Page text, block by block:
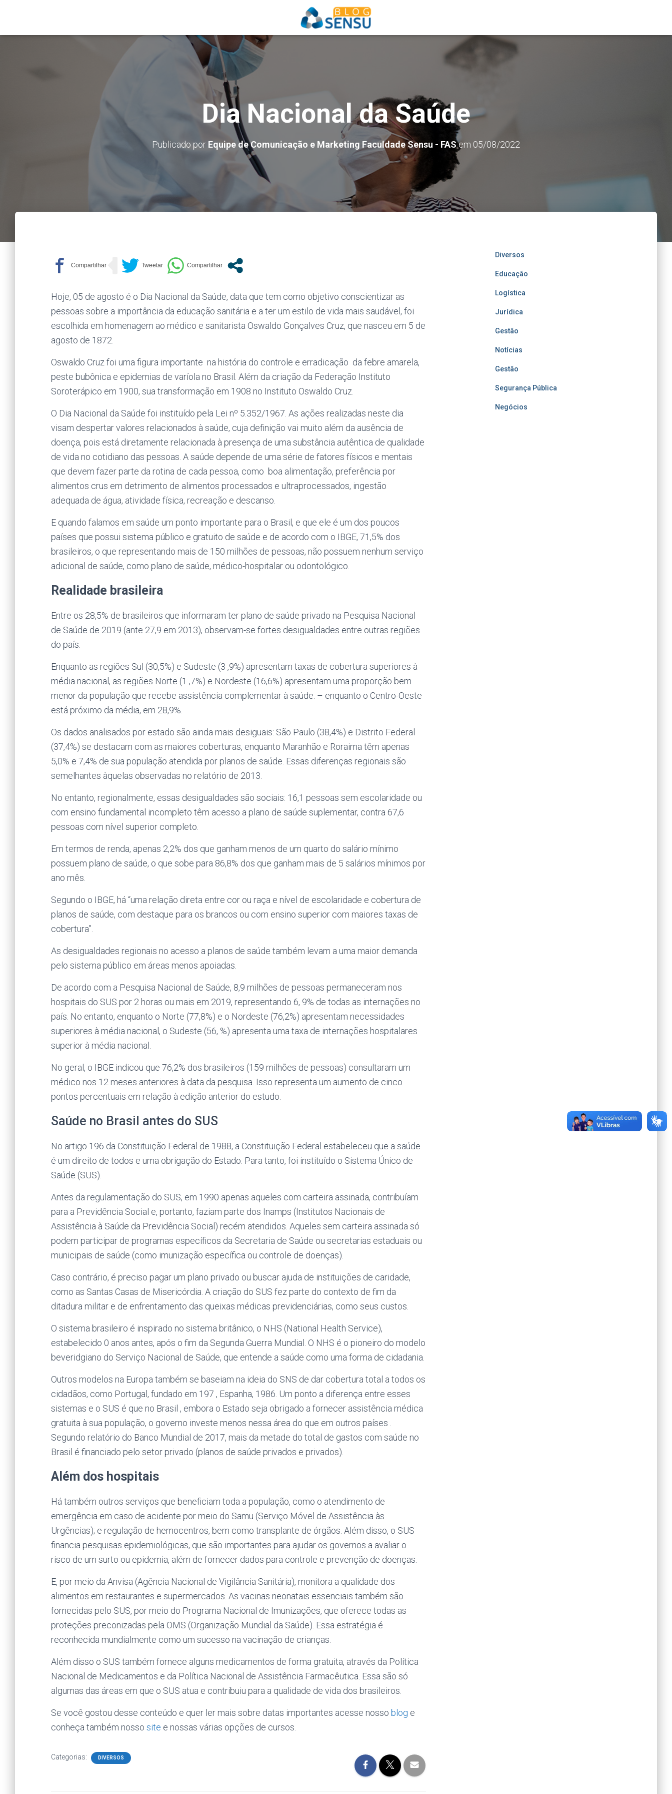
Dia Nacional da Saúde
Publicado por Equipe de Comunicação e Marketing Faculdade Sensu - FASem 05/08/2022
Hoje, 05 de agosto é o Dia Nacional da Saúde, data que tem como objetivo conscientizar as
pessoas sobre a importância da educação sanitária e a ter um estilo de vida mais saudável, foi
escolhida em homenagem ao médico e sanitarista Oswaldo Gonçalves Cruz, que nasceu em 5 de
agosto de 1872.
Oswaldo Cruz foi uma figura importante na história do controle e erradicação da febre amarela,
peste bubônica e epidemias de varíola no Brasil. Além da criação da Federação Instituto
Soroterápico em 1900, sua transformação em 1908 no Instituto Oswaldo Cruz.
O Dia Nacional da Saúde foi instituído pela Lei nº 5.352/1967. As ações realizadas neste dia
visam despertar valores relacionados à saúde, cuja definição vai muito além da ausência de
doença, pois está diretamente relacionada à presença de uma substância autêntica de qualidade
de vida no cotidiano das pessoas. A saúde depende de uma série de fatores físicos e mentais
que devem fazer parte da rotina de cada pessoa, como boa alimentação, preferência por
alimentos crus em detrimento de alimentos processados ​​e ultraprocessados, ingestão
adequada de água, atividade física, recreação e descanso.
E quando falamos em saúde um ponto importante para o Brasil, e que ele é um dos poucos
países que possui sistema público e gratuito de saúde e de acordo com o IBGE, 71,5% dos
brasileiros, o que representando mais de 150 milhões de pessoas, não possuem nenhum serviço
adicional de saúde, como plano de saúde, médico-hospitalar ou odontológico.
Realidade brasileira
Entre os 28,5% de brasileiros que informaram ter plano de saúde privado na Pesquisa Nacional
de Saúde de 2019 (ante 27,9 em 2013), observam-se fortes desigualdades entre outras regiões
do país.
Enquanto as regiões Sul (30,5%) e Sudeste (3 ,9%) apresentam taxas de cobertura superiores à
média nacional, as regiões Norte (1 ,7%) e Nordeste (16,6%) apresentam uma proporção bem
menor da população que recebe assistência complementar à saúde. – enquanto o Centro-Oeste
está próximo da média, em 28,9%.
Os dados analisados por estado são ainda mais desiguais: São Paulo (38,4%) e Distrito Federal
(37,4%) se destacam com as maiores coberturas, enquanto Maranhão e Roraima têm apenas
5,0% e 7,4% de sua população atendida por planos de saúde. Essas diferenças regionais são
semelhantes àquelas observadas no relatório de 2013.
No entanto, regionalmente, essas desigualdades são sociais: 16,1 pessoas sem escolaridade ou
com ensino fundamental incompleto têm acesso a plano de saúde suplementar, contra 67,6
pessoas com nível superior completo.
Em termos de renda, apenas 2,2% dos que ganham menos de um quarto do salário mínimo
possuem plano de saúde, o que sobe para 86,8% dos que ganham mais de 5 salários mínimos por
ano mês.
Segundo o IBGE, há “uma relação direta entre cor ou raça e nível de escolaridade e cobertura de
planos de saúde, com destaque para os brancos ou com ensino superior com maiores taxas de
cobertura”.
As desigualdades regionais no acesso a planos de saúde também levam a uma maior demanda
pelo sistema público em áreas menos apoiadas.
De acordo com a Pesquisa Nacional de Saúde, 8,9 milhões de pessoas permaneceram nos
hospitais do SUS por 2 horas ou mais em 2019, representando 6, 9% de todas as internações no
país. No entanto, enquanto o Norte (77,8%) e o Nordeste (76,2%) apresentam necessidades
superiores à média nacional, o Sudeste (56, %) apresenta uma taxa de internações hospitalares
superior à média nacional.
No geral, o IBGE indicou que 76,2% dos brasileiros (159 milhões de pessoas) consultaram um
médico nos 12 meses anteriores à data da pesquisa. Isso representa um aumento de cinco
pontos percentuais em relação à edição anterior do estudo.
Saúde no Brasil antes do SUS
No artigo 196 da Constituição Federal de 1988, a Constituição Federal estabeleceu que a saúde
é um direito de todos e uma obrigação do Estado. Para tanto, foi instituído o Sistema Único de
Saúde (SUS).
Antes da regulamentação do SUS, em 1990 apenas aqueles com carteira assinada, contribuíam
para a Previdência Social e, portanto, faziam parte dos Inamps (Institutos Nacionais de
Assistência à Saúde da Previdência Social) recém atendidos. Aqueles sem carteira assinada só
podem participar de programas específicos da Secretaria de Saúde ou secretarias estaduais ou
municipais de saúde (como imunização específica ou controle de doenças).
Caso contrário, é preciso pagar um plano privado ou buscar ajuda de instituições de caridade,
como as Santas Casas de Misericórdia. A criação do SUS fez parte do contexto de fim da
ditadura militar e de enfrentamento das queixas médicas previdenciárias, como seus custos.
O sistema brasileiro é inspirado no sistema britânico, o NHS (National Health Service),
estabelecido 0 anos antes, após o fim da Segunda Guerra Mundial. O NHS é o pioneiro do modelo
beveridgiano do Serviço Nacional de Saúde, que entende a saúde como uma forma de cidadania.
Outros modelos na Europa também se baseiam na ideia do SNS de dar cobertura total a todos os
cidadãos, como Portugal, fundado em 197 , Espanha, 1986. Um ponto a diferença entre esses
sistemas e o SUS é que no Brasil , embora o Estado seja obrigado a fornecer assistência médica
gratuita à sua população, o governo investe menos nessa área do que em outros países .
Segundo relatório do Banco Mundial de 2017, mais da metade do total de gastos com saúde no
Brasil é financiado pelo setor privado (planos de saúde privados e privados).
Além dos hospitais
Há também outros serviços que beneficiam toda a população, como o atendimento de
emergência em caso de acidente por meio do Samu (Serviço Móvel de Assistência às
Urgências); e regulação de hemocentros, bem como transplante de órgãos. Além disso, o SUS
financia pesquisas epidemiológicas, que são importantes para ajudar os governos a avaliar o
risco de um surto ou epidemia, além de fornecer dados para controle e prevenção de doenças.
E, por meio da Anvisa (Agência Nacional de Vigilância Sanitária), monitora a qualidade dos
alimentos em restaurantes e supermercados. As vacinas neonatais essenciais também são
fornecidas pelo SUS, por meio do Programa Nacional de Imunizações, que oferece todas as
proteções preconizadas pela OMS (Organização Mundial da Saúde). Essa estratégia é
reconhecida mundialmente como um sucesso na vacinação de crianças.
Além disso o SUS também fornece alguns medicamentos de forma gratuita, através da Política
Nacional de Medicamentos e da Política Nacional de Assistência Farmacêutica. Essa são só
algumas das áreas em que o SUS atua e contribuiu para a qualidade de vida dos brasileiros.
Se você gostou desse conteúdo e quer ler mais sobre datas importantes acesse nosso blog e
conheça também nosso site e nossas várias opções de cursos.
Categorias: DIVERSOS
Diversos
Educação
Logística
Jurídica
Gestão
Notícias
Gestão
Segurança Pública
Negócios